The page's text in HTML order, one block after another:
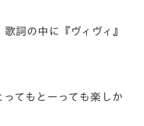
詞の中に『ヴィヴィ』
てもとーっても楽しか